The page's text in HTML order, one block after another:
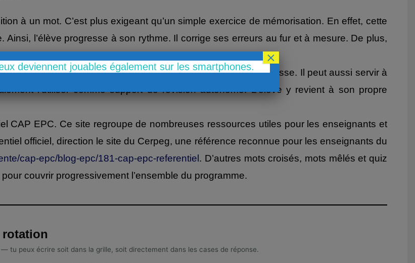
à un mot. C’est plus exigeant qu’un simple exercice de mémorisation. En effet, cette
l’élève progresse à son rythme. Il corrige ses erreurs au fur et à mesure. De plus,
Cela facilite son usage en classe ou à la maison.
». Il permet en effet de consolider les notions vues en classe. Il peut aussi servir à
l’utiliser comme support de révision autonome. L’élève y revient à son propre
CAP EPC. Ce site regroupe de nombreuses ressources utiles pour les enseignants et
officiel, direction le site du Cerpeg, une référence reconnue pour les enseignants du
cap-epc/blog-epc/181-cap-epc-referentiel. D’autres mots croisés, mots mêlés et quiz
couvrir progressivement l’ensemble du programme.
rotation
tu peux écrire soit dans la grille, soit directement dans les cases de réponse.
deviennent jouables également sur les smartphones. ×